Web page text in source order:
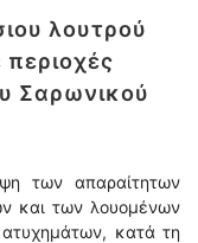
λουτρού
Σαρωνικού
των απαραίτητων
και των λουομένων
κατά τη